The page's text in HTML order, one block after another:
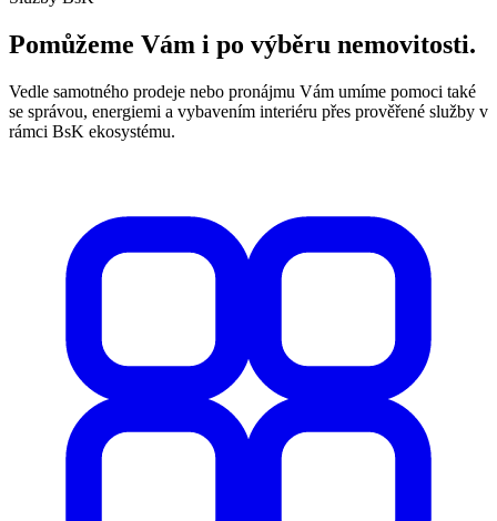
Pomůžeme Vám i po výběru nemovitosti.
Vedle samotného prodeje nebo pronájmu Vám umíme pomoci také
se správou, energiemi a vybavením interiéru přes prověřené služby v
rámci BsK ekosystému.